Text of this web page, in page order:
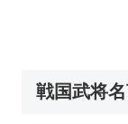
戦国武将